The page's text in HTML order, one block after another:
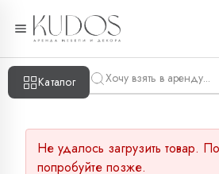
Каталог
Не удалось загрузить товар.
попробуйте позже.